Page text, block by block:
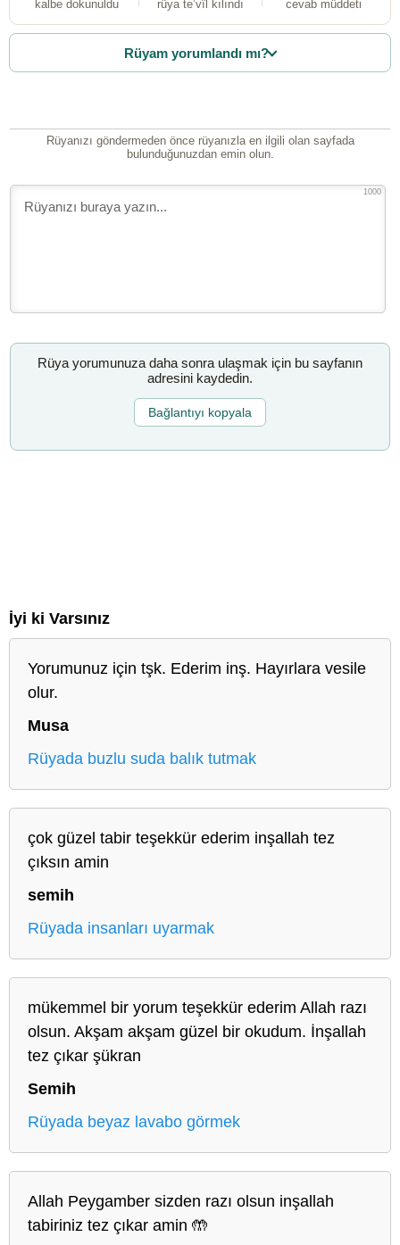
kalbe dokunuldu rüya te’vîl kılındı cevab müddeti
Rüyam yorumlandı mı?
Rüyanızı göndermeden önce rüyanızla en ilgili olan sayfada
bulunduğunuzdan emin olun.
1000
Rüya yorumunuza daha sonra ulaşmak için bu sayfanın
adresini kaydedin.
Bağlantıyı kopyala
İyi ki Varsınız
Yorumunuz için tşk. Ederim inş. Hayırlara vesile
olur.
Musa
Rüyada buzlu suda balık tutmak
çok güzel tabir teşekkür ederim inşallah tez
çıksın amin
semih
Rüyada insanları uyarmak
mükemmel bir yorum teşekkür ederim Allah razı
olsun. Akşam akşam güzel bir okudum. İnşallah
tez çıkar şükran
Semih
Rüyada beyaz lavabo görmek
Allah Peygamber sizden razı olsun inşallah
tabiriniz tez çıkar amin 🤲